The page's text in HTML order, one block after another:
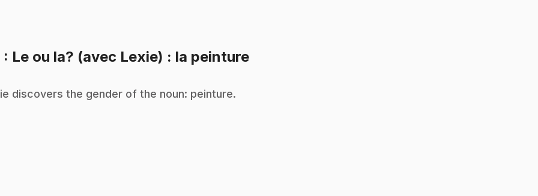
: Le ou la? (avec Lexie) : la peinture.
discovers the gender of the noun: peinture.